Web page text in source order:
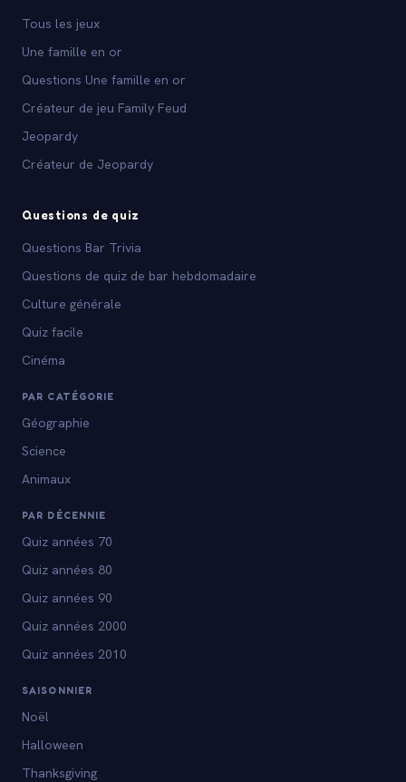
Tous les jeux
Une famille en or
Questions Une famille en or
Créateur de jeu Family Feud
Jeopardy
Créateur de Jeopardy
Questions de quiz
Questions Bar Trivia
Questions de quiz de bar hebdomadaire
Culture générale
Quiz facile
Cinéma
PAR CATÉGORIE
Géographie
Science
Animaux
PAR DÉCENNIE
Quiz années 70
Quiz années 80
Quiz années 90
Quiz années 2000
Quiz années 2010
SAISONNIER
Noël
Halloween
Thanksgiving